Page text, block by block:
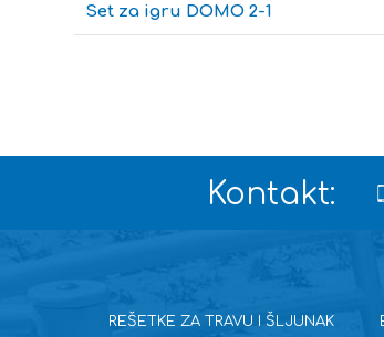
Set za igru DOMO 2-1
Kontakt:
REŠETKE ZA TRAVU I ŠLJUNAK